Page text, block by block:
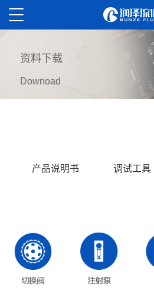
资料下载
Downoad
产品说明书 调试工具